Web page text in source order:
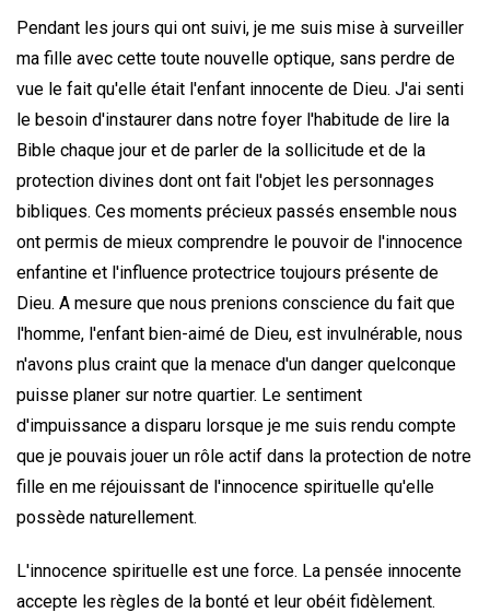
Pendant les jours qui ont suivi, je me suis mise à surveiller
ma fille avec cette toute nouvelle optique, sans perdre de
vue le fait qu'elle était l'enfant innocente de Dieu. J'ai senti
le besoin d'instaurer dans notre foyer l'habitude de lire la
Bible chaque jour et de parler de la sollicitude et de la
protection divines dont ont fait l'objet les personnages
bibliques. Ces moments précieux passés ensemble nous
ont permis de mieux comprendre le pouvoir de l'innocence
enfantine et l'influence protectrice toujours présente de
Dieu. A mesure que nous prenions conscience du fait que
l'homme, l'enfant bien-aimé de Dieu, est invulnérable, nous
n'avons plus craint que la menace d'un danger quelconque
puisse planer sur notre quartier. Le sentiment
d'impuissance a disparu lorsque je me suis rendu compte
que je pouvais jouer un rôle actif dans la protection de notre
fille en me réjouissant de l'innocence spirituelle qu'elle
possède naturellement.
L'innocence spirituelle est une force. La pensée innocente
accepte les règles de la bonté et leur obéit fidèlement.